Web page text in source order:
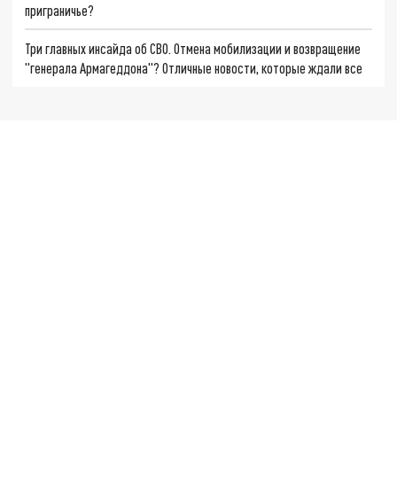
приграничье?
Три главных инсайда об СВО. Отмена мобилизации и возвращение
"генерала Армагеддона"? Отличные новости, которые ждали все